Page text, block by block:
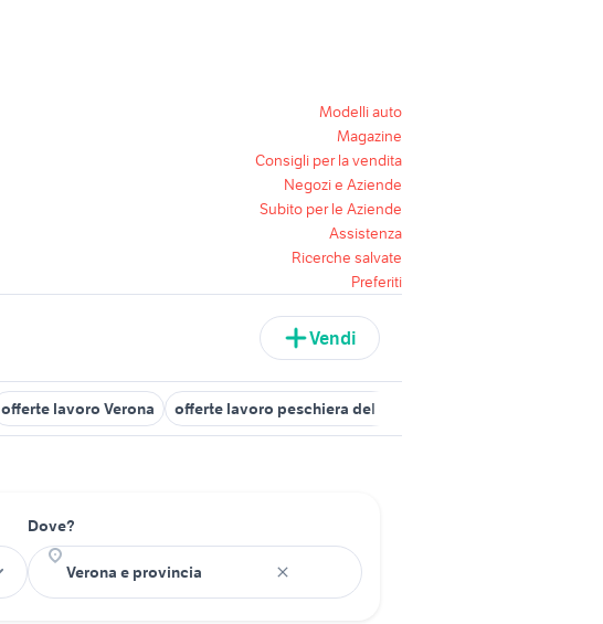
Modelli auto
Magazine
Consigli per la vendita
Negozi e Aziende
Subito per le Aziende
Assistenza
Ricerche salvate
Preferiti
Vendi
offerte lavoro Verona offerte lavoro peschiera del garda Verona provincia
Dove?